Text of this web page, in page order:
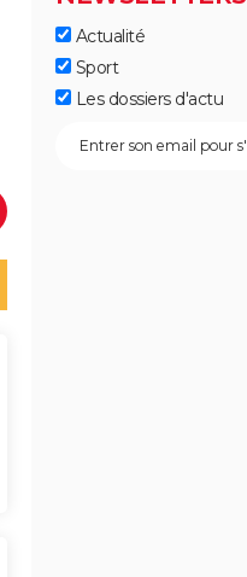
Actualité
Sport
Les dossiers d'actu